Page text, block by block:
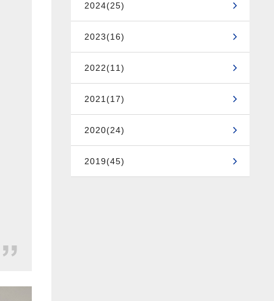
2024(25)
2023(16)
2022(11)
2021(17)
2020(24)
2019(45)